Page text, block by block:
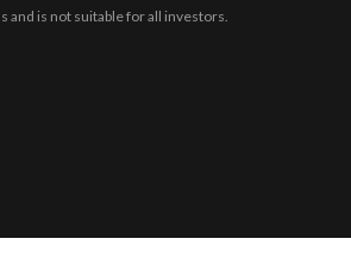
and is not suitable for all investors.